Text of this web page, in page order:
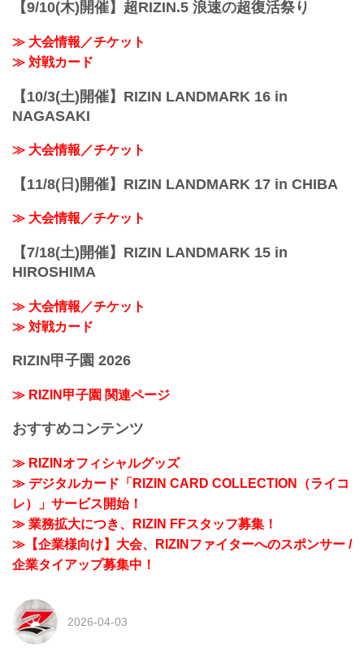
【9/10(木)開催】超RIZIN.5 浪速の超復活祭り
≫ 大会情報／チケット
≫ 対戦カード
【10/3(土)開催】RIZIN LANDMARK 16 in
NAGASAKI
≫ 大会情報／チケット
【11/8(日)開催】RIZIN LANDMARK 17 in CHIBA
≫ 大会情報／チケット
【7/18(土)開催】RIZIN LANDMARK 15 in
HIROSHIMA
≫ 大会情報／チケット
≫ 対戦カード
RIZIN甲子園 2026
≫ RIZIN甲子園 関連ページ
おすすめコンテンツ
≫ RIZINオフィシャルグッズ
≫ デジタルカード「RIZIN CARD COLLECTION（ライコ
レ）」サービス開始！
≫ 業務拡大につき、RIZIN FFスタッフ募集！
≫【企業様向け】大会、RIZINファイターへのスポンサー /
企業タイアップ募集中！
2026-04-03